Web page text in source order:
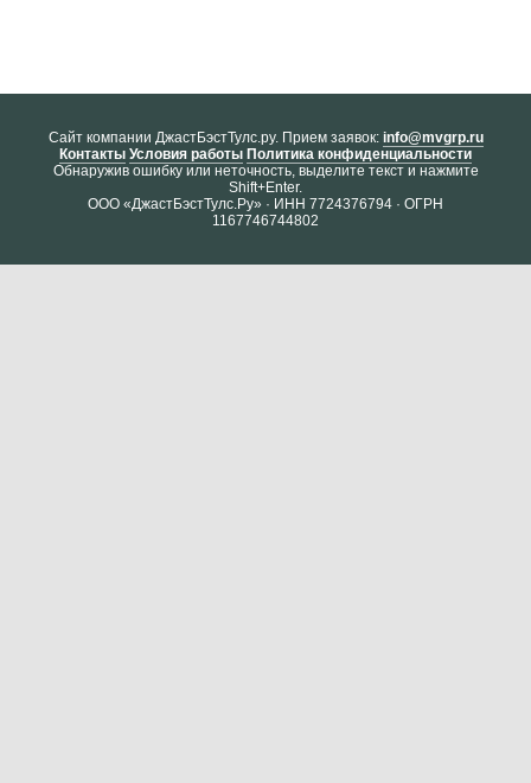
Cайт компании ДжастБэстТулс.ру. Прием заявок: info@mvgrp.ru
Контакты Условия работы Политика конфиденциальности
Обнаружив ошибку или неточность, выделите текст и нажмите
Shift+Enter.
ООО «ДжастБэстТулс.Ру» · ИНН 7724376794 · ОГРН
1167746744802